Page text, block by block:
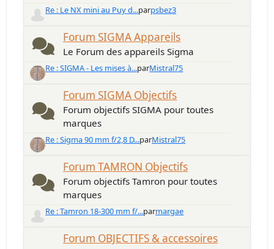
Re : Le NX mini au Puy d...parpsbez3
Forum SIGMA Appareils
Le Forum des appareils Sigma
Re : SIGMA - Les mises à...parMistral75
Forum SIGMA Objectifs
Forum objectifs SIGMA pour toutes
marques
Re : Sigma 90 mm f/2,8 D...parMistral75
Forum TAMRON Objectifs
Forum objectifs Tamron pour toutes
marques
Re : Tamron 18-300 mm f/...parmargae
Forum OBJECTIFS & accessoires